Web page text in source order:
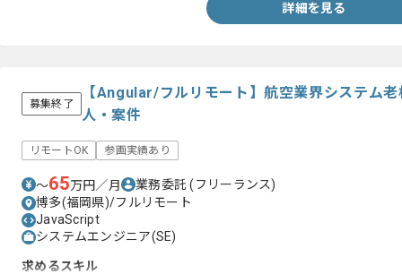
詳細を見る
募集終了
【Angular/フルリモート】航空業界システム
人・案件
リモートOK 参画実績あり
〜65万円／月 業務委託(フリーランス)
博多(福岡県)/フルリモート
JavaScript
システムエンジニア(SE)
求めるスキル